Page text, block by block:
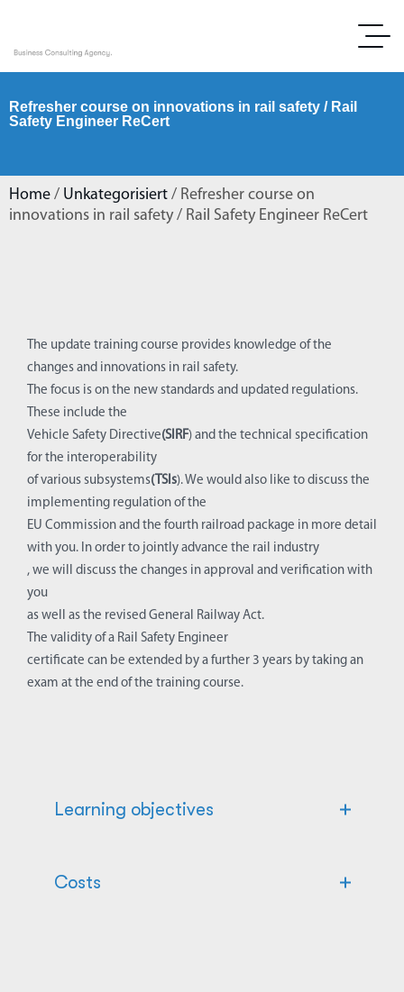
Refresher course on innovations in rail safety / Rail
Safety Engineer ReCert
Home / Unkategorisiert / Refresher course on
innovations in rail safety / Rail Safety Engineer ReCert
The update training course provides knowledge of the
changes and innovations in rail safety.
The focus is on the new standards and updated regulations.
These include the
Vehicle Safety Directive(SIRF) and the technical specification
for the interoperability
of various subsystems(TSIs). We would also like to discuss the
implementing regulation of the
EU Commission and the fourth railroad package in more detail
with you. In order to jointly advance the rail industry
, we will discuss the changes in approval and verification with
you
as well as the revised General Railway Act.
The validity of a Rail Safety Engineer
certificate can be extended by a further 3 years by taking an
exam at the end of the training course.
Learning objectives
Costs